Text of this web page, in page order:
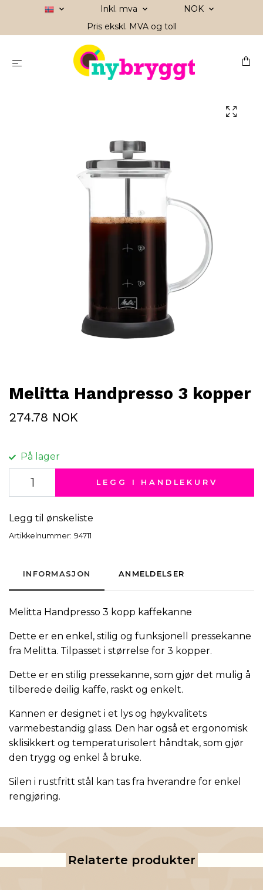
Inkl. mva
NOK
Pris ekskl. MVA og toll
Melitta Handpresso 3 kopper
274.78 NOK
På lager
LEGG I HANDLEKURV
Legg til ønskeliste
Artikkelnummer: 94711
INFORMASJON ANMELDELSER
Melitta Handpresso 3 kopp kaffekanne
Dette er en enkel, stilig og funksjonell pressekanne
fra Melitta. Tilpasset i størrelse for 3 kopper.
Dette er en stilig pressekanne, som gjør det mulig å
tilberede deilig kaffe, raskt og enkelt.
Kannen er designet i et lys og høykvalitets
varmebestandig glass. Den har også et ergonomisk
sklisikkert og temperaturisolert håndtak, som gjør
den trygg og enkel å bruke.
Silen i rustfritt stål kan tas fra hverandre for enkel
rengjøring.
Relaterte produkter